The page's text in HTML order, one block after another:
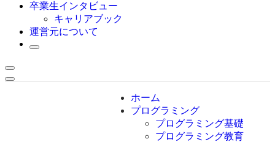
卒業生インタビュー
キャリアブック
運営元について
ホーム
プログラミング
プログラミング基礎
プログラミング教育